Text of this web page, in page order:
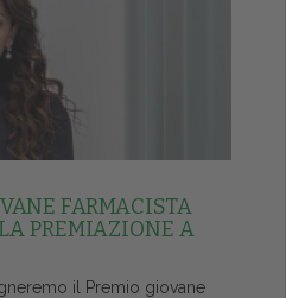
FARMACISTA
PREMIAZIONE A
il Premio giovane